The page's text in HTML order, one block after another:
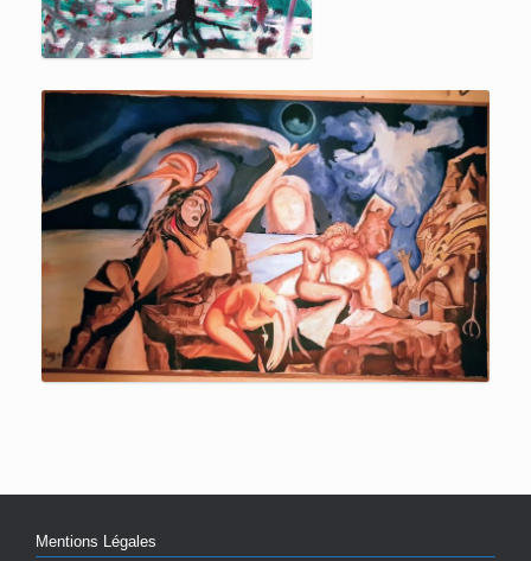
Mentions Légales